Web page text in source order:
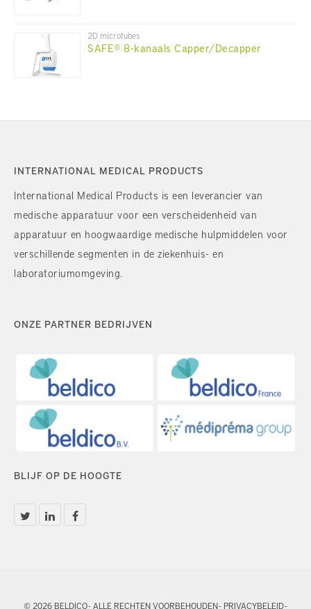
2D microtubes
SAFE® 8-kanaals Capper/Decapper
INTERNATIONAL MEDICAL PRODUCTS
International Medical Products is een leverancier van
medische apparatuur voor een verscheidenheid van
apparatuur en hoogwaardige medische hulpmiddelen voor
verschillende segmenten in de ziekenhuis- en
laboratoriumomgeving.
ONZE PARTNER BEDRIJVEN
BLIJF OP DE HOOGTE
© 2026 BELDICO - ALLE RECHTEN VOORBEHOUDEN - PRIVACYBELEID-